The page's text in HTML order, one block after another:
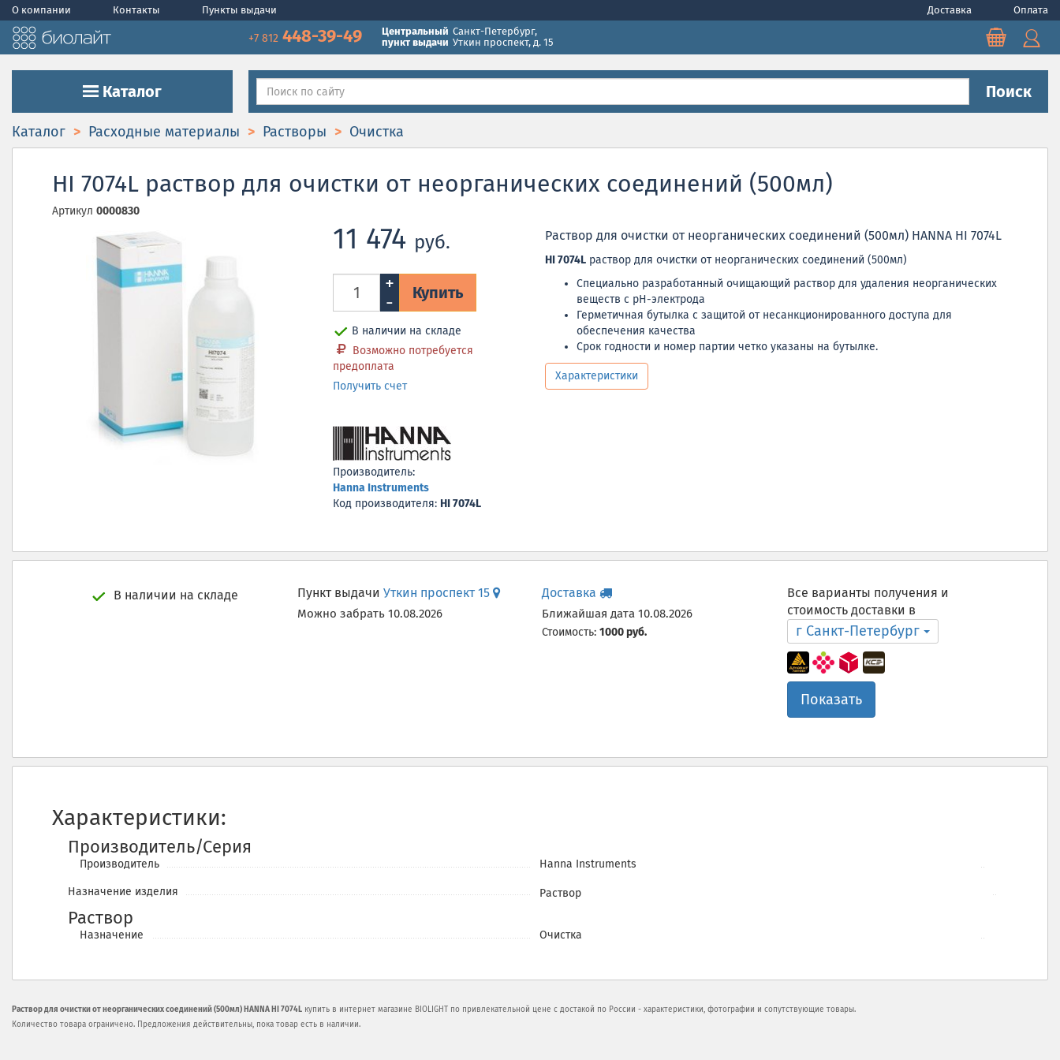
О компании Контакты Пункты выдачи Доставка Оплата
+7 812 448-39-49
Центральный
пункт выдачи
Санкт-Петербург,
Уткин проспект, д. 15
Каталог Поиск
Каталог Расходные материалы Растворы Очистка
HI 7074L раствор для очистки от неорганических соединений (500мл)
Артикул 0000830
11 474 руб.
-
+ Купить
В наличии на складе
Возможно потребуется
предоплата
Получить счет
Производитель:
Hanna Instruments
Код производителя: HI 7074L
Раствор для очистки от неорганических соединений (500мл) HANNA HI 7074L
HI 7074L раствор для очистки от неорганических соединений (500мл)
Специально разработанный очищающий раствор для удаления неорганических
веществ с pH-электрода
Герметичная бутылка с защитой от несанкционированного доступа для
обеспечения качества
Срок годности и номер партии четко указаны на бутылке.
Характеристики
В наличии на складе Пункт выдачи Уткин проспект 15
Можно забрать 10.08.2026
Доставка
Ближайшая дата 10.08.2026
Стоимость: 1000 руб.
Все варианты получения и
стоимость доставки в
г Санкт-Петербург
Показать
Характеристики:
Производитель/Серия
Производитель Hanna Instruments
Назначение изделия Раствор
Раствор
Назначение Очистка
Раствор для очистки от неорганических соединений (500мл) HANNA HI 7074L купить в интернет магазине BIOLIGHT по привлекательной цене с достакой по России - характеристики, фотографии и сопутствующие товары.
Количество товара ограничено. Предложения действительны, пока товар есть в наличии.